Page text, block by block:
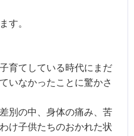
す。
育てしている時代にまだ
いなかったことに驚かさ
別の中、身体の痛み、苦
け子供たちのおかれた状